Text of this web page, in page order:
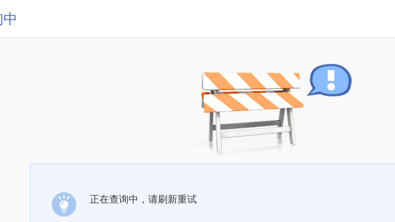
正在查询中，请刷新重试